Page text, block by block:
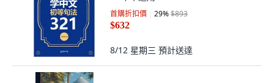
首購折扣價 29%$893
$632
8/12 星期三 預計送達